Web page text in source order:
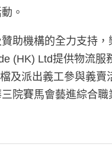
。
助機構的全力支持
(HK) Ltd提供物流
及派出義工參與義
院賽馬會藝進綜合